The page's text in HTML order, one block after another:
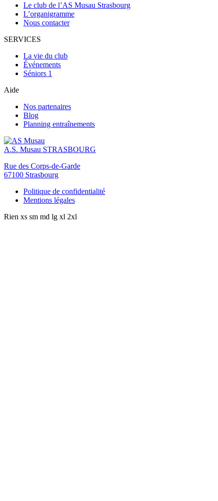
Le club de l’AS Musau Strasbourg
L’organigramme
Nous contacter
SERVICES
La vie du club
Événements
Séniors 1
Aide
Nos partenaires
Blog
Planning entraînements
A.S. Musau STRASBOURG
Rue des Corps-de-Garde
67100 Strasbourg
Politique de confidentialité
Mentions légales
Rien xs sm md lg xl 2xl